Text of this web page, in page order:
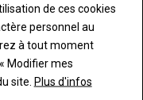
de ces cookies
personnel au
à tout moment
Modifier mes
site. Plus d'infos